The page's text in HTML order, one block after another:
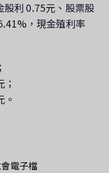
股利 0.75元、股票股
，現金殖利率
電子檔